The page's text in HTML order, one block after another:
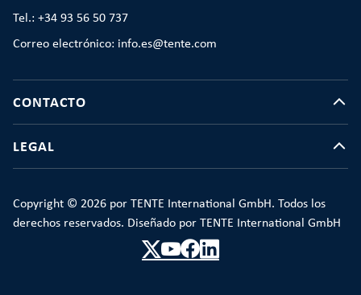
Tel.: +34 93 56 50 737
Correo electrónico: info.es@tente.com
CONTACTO
LEGAL
Copyright © 2026 por TENTE International GmbH. Todos los
derechos reservados. Diseñado por TENTE International GmbH